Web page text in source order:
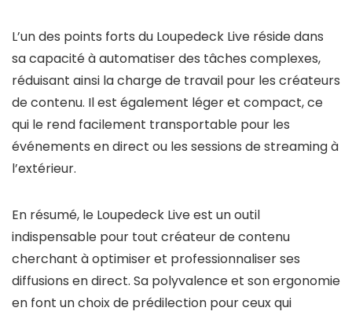
L’un des points forts du Loupedeck Live réside dans
sa capacité à automatiser des tâches complexes,
réduisant ainsi la charge de travail pour les créateurs
de contenu. Il est également léger et compact, ce
qui le rend facilement transportable pour les
événements en direct ou les sessions de streaming à
l’extérieur.
En résumé, le Loupedeck Live est un outil
indispensable pour tout créateur de contenu
cherchant à optimiser et professionnaliser ses
diffusions en direct. Sa polyvalence et son ergonomie
en font un choix de prédilection pour ceux qui